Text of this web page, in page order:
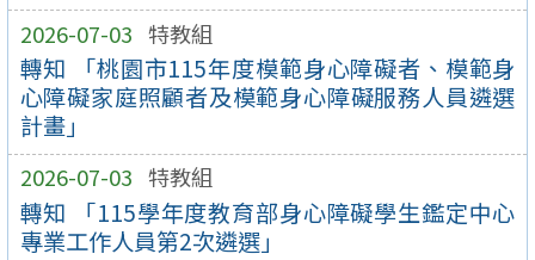
2026-07-03 特教組
轉知 「桃園市115年度模範身心障礙者、模範身
心障礙家庭照顧者及模範身心障礙服務人員遴選
計畫」
2026-07-03 特教組
轉知 「115學年度教育部身心障礙學生鑑定中心
專業工作人員第2次遴選」